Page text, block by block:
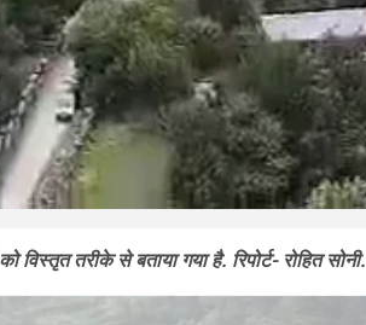
तरीके से बताया गया है. रिपोर्ट- रोहित सोनी.